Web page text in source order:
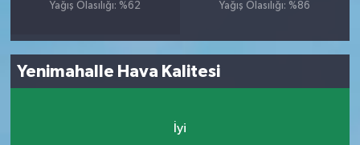
Yağış Olasılığı: %62
Yağış Olasılığı: %86
Yenimahalle Hava Kalitesi
İyi